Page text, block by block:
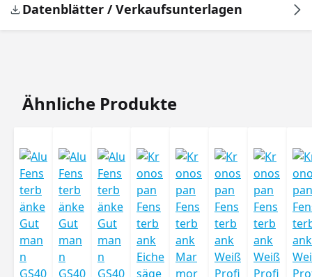
Datenblätter / Verkaufsunterlagen
Produktgalerie überspringen
Ähnliche Produkte